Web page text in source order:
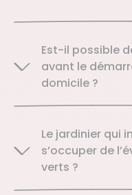
Est-il possible
avant le
domicile ?
Le jardinier qui
s’occuper de
verts ?